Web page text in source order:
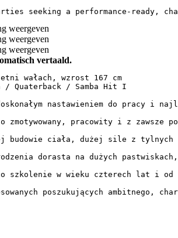
seeking a performance-ready,
weergeven
weergeven
weergeven
vertaald.
wałach, wzrost 167 cm
/ Quaterback / Samba Hit I
nastawieniem do pracy i
zmotywowany, pracowity i z
ciała, dużej sile z tylnych
dorasta na dużych
szkolenie w wieku czterech lat i
poszukujących ambitnego,